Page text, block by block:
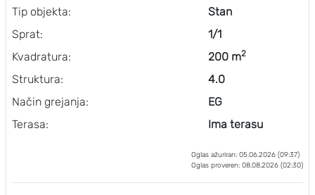
Tip objekta:
Sprat:
Kvadratura:
Struktura:
Način grejanja:
Terasa:
Stan
1/1
200 m2
4.0
EG
Ima terasu
Oglas ažuriran: 05.06.2026 (09:37)
Oglas proveren: 08.08.2026 (02:30)